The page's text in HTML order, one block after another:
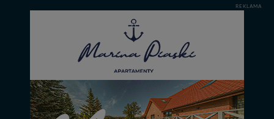
REKLAMA